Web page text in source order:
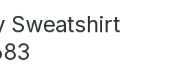
Sweatshirt